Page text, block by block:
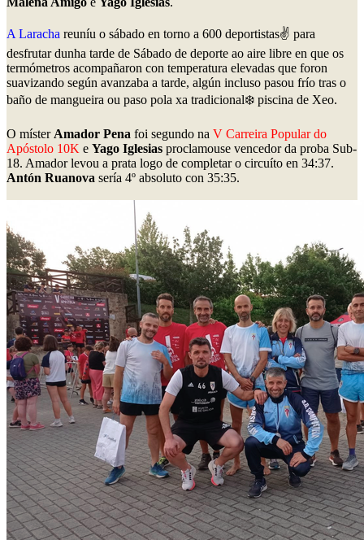
A Laracha reuníu o sábado en torno a 600 deportistas✌️ para
desfrutar dunha tarde de Sábado de deporte ao aire libre en que os
termómetros acompañaron con temperatura elevadas que foron
suavizando según avanzaba a tarde, algún incluso pasou frío tras o
baño de mangueira ou paso pola xa tradicional❄️ piscina de Xeo.
O míster Amador Pena foi segundo na V Carreira Popular do
Apóstolo 10K e Yago Iglesias proclamouse vencedor da proba Sub-
18. Amador levou a prata logo de completar o circuíto en 34:37.
Antón Ruanova sería 4º absoluto con 35:35.